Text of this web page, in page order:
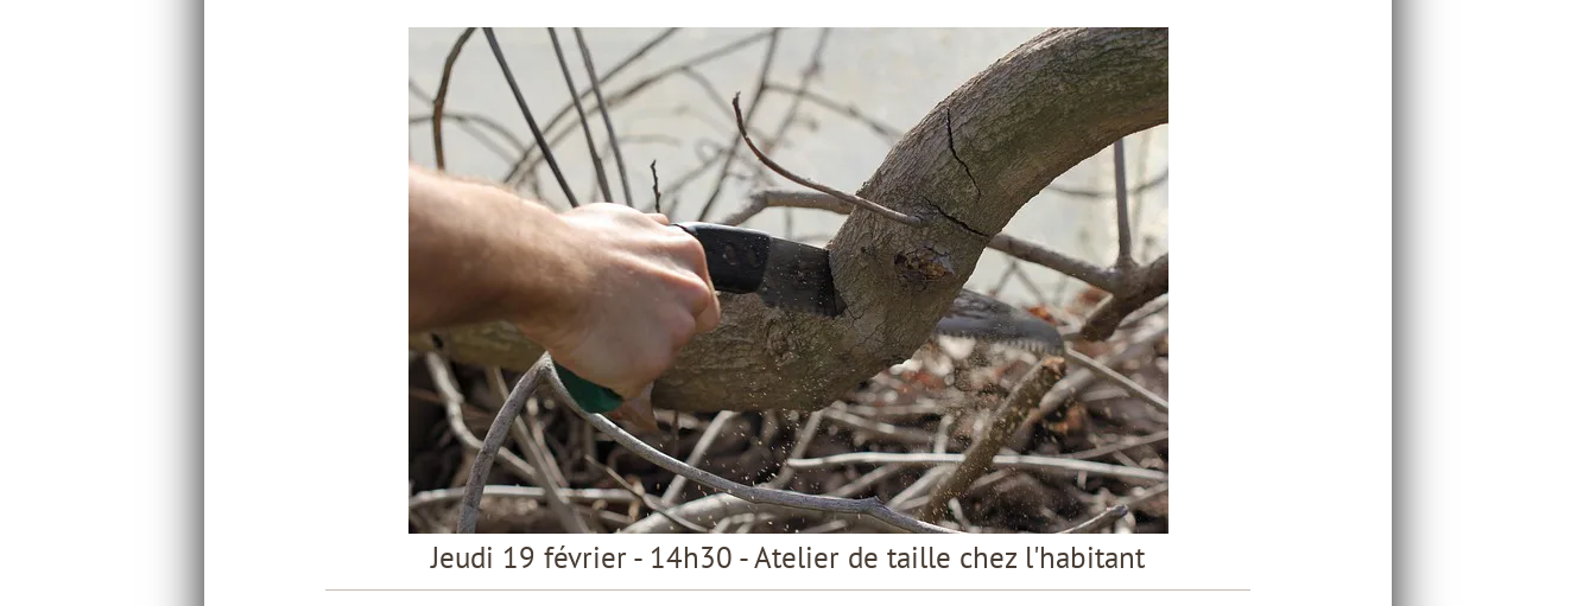
Jeudi 19 février - 14h30 - Atelier de taille chez l'habitant